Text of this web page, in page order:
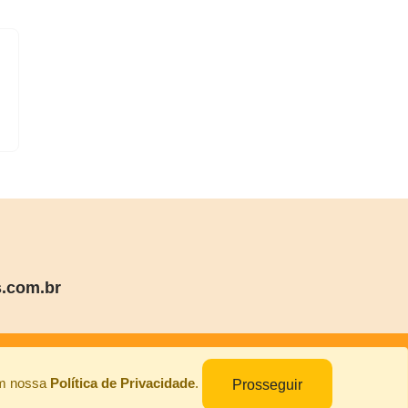
nossa Política de Privacidade. Prosseguir